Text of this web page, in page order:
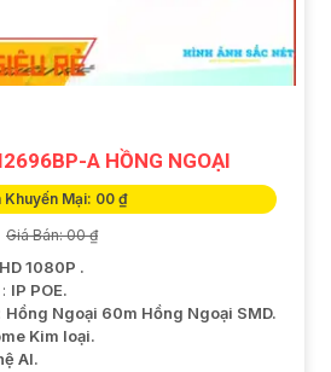
A HỒNG NGOẠI
Khuyến Mại: 00 ₫
Giá Bán: 00 ₫
1080P .
IP POE.
Hồng Ngoại 60m Hồng Ngoại SMD.
Kim loại.
AI.